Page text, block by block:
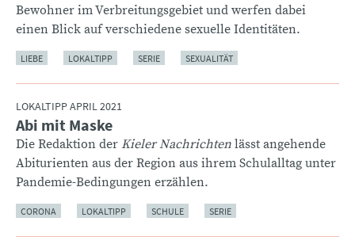
Bewohner im Verbreitungsgebiet und werfen dabei
einen Blick auf verschiedene sexuelle Identitäten.
LIEBE LOKALTIPP SERIE SEXUALITÄT
LOKALTIPP APRIL 2021
:
Abi mit Maske
Die Redaktion der Kieler Nachrichten lässt angehende
Abiturienten aus der Region aus ihrem Schulalltag unter
Pandemie-Bedingungen erzählen.
CORONA LOKALTIPP SCHULE SERIE